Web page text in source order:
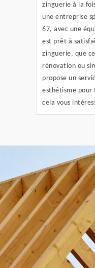
zinguerie à la
une entreprise
67, avec une
est prêt à
zinguerie, que
rénovation ou
propose un
esthétisme pour
cela vous